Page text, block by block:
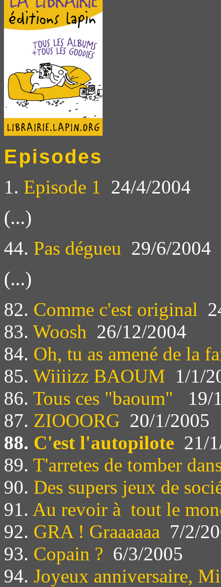
Episodes
1. Episode 1 24/4/2004
(...)
44. Pas dégueu 29/6/2004
(...)
82. Comme c'est original
83. Woosh 26/12/2004
84. Oh, tu as amené de la
85. Wiiiizz BAOUM 1/1/
86. Tous ces "baoum"
19/
87. ZIOOORG 20/1/2005
88. C'est l'autopilote 21/
89. T'arretes de tomber
90. Des supers jeux de
91. Au revoir à tout le
92. GRA ! Graaaaaa 7/2/
93. Copain ? 6/3/2005
94. Joyeux anniversaire,